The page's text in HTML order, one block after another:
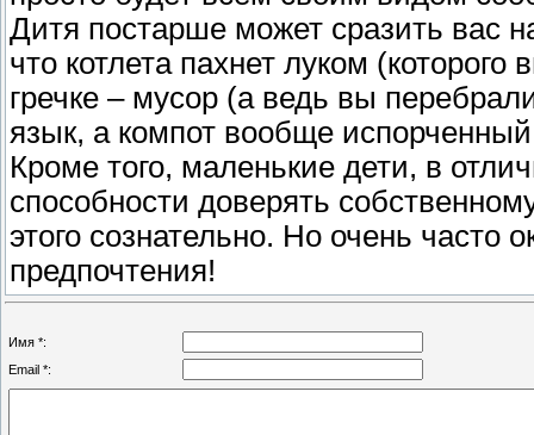
Дитя постарше может сразить вас
что котлета пахнет луком
гречке – мусор (а ведь вы
язык, а компот вообще
Кроме того, маленькие дети, в
способности доверять
этого сознательно. Но очень часто
предпочтения!
Имя *:
Email *: